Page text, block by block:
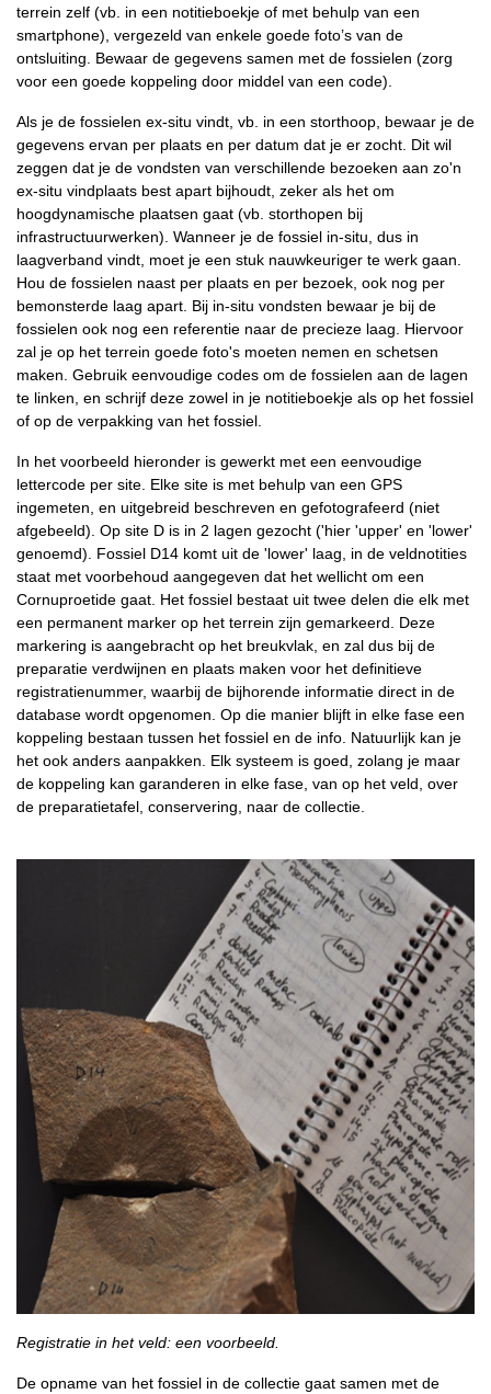
terrein zelf (vb. in een notitieboekje of met behulp van een
smartphone), vergezeld van enkele goede foto’s van de
ontsluiting. Bewaar de gegevens samen met de fossielen (zorg
voor een goede koppeling door middel van een code).
Als je de fossielen ex-situ vindt, vb. in een storthoop, bewaar je de
gegevens ervan per plaats en per datum dat je er zocht. Dit wil
zeggen dat je de vondsten van verschillende bezoeken aan zo'n
ex-situ vindplaats best apart bijhoudt, zeker als het om
hoogdynamische plaatsen gaat (vb. storthopen bij
infrastructuurwerken). Wanneer je de fossiel in-situ, dus in
laagverband vindt, moet je een stuk nauwkeuriger te werk gaan.
Hou de fossielen naast per plaats en per bezoek, ook nog per
bemonsterde laag apart. Bij in-situ vondsten bewaar je bij de
fossielen ook nog een referentie naar de precieze laag. Hiervoor
zal je op het terrein goede foto's moeten nemen en schetsen
maken. Gebruik eenvoudige codes om de fossielen aan de lagen
te linken, en schrijf deze zowel in je notitieboekje als op het fossiel
of op de verpakking van het fossiel.
In het voorbeeld hieronder is gewerkt met een eenvoudige
lettercode per site. Elke site is met behulp van een GPS
ingemeten, en uitgebreid beschreven en gefotografeerd (niet
afgebeeld). Op site D is in 2 lagen gezocht ('hier 'upper' en 'lower'
genoemd). Fossiel D14 komt uit de 'lower' laag, in de veldnotities
staat met voorbehoud aangegeven dat het wellicht om een
Cornuproetide gaat. Het fossiel bestaat uit twee delen die elk met
een permanent marker op het terrein zijn gemarkeerd. Deze
markering is aangebracht op het breukvlak, en zal dus bij de
preparatie verdwijnen en plaats maken voor het definitieve
registratienummer, waarbij de bijhorende informatie direct in de
database wordt opgenomen. Op die manier blijft in elke fase een
koppeling bestaan tussen het fossiel en de info. Natuurlijk kan je
het ook anders aanpakken. Elk systeem is goed, zolang je maar
de koppeling kan garanderen in elke fase, van op het veld, over
de preparatietafel, conservering, naar de collectie.
Registratie in het veld: een voorbeeld.
De opname van het fossiel in de collectie gaat samen met de